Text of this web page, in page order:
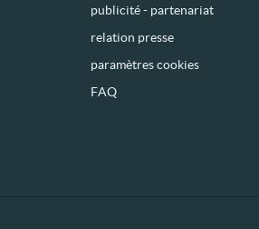
publicité - partenariat
relation presse
paramètres cookies
FAQ